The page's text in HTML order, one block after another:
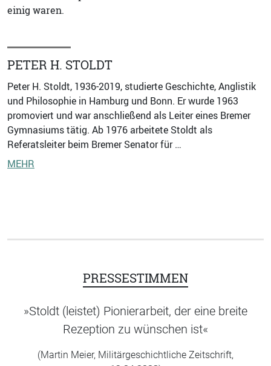
einig waren.
PETER H. STOLDT
Peter H. Stoldt, 1936-2019, studierte Geschichte, Anglistik
und Philosophie in Hamburg und Bonn. Er wurde 1963
promoviert und war anschließend als Leiter eines Bremer
Gymnasiums tätig. Ab 1976 arbeitete Stoldt als
Referatsleiter beim Bremer Senator für …
MEHR
PRESSESTIMMEN
»Stoldt (leistet) Pionierarbeit, der eine breite
Rezeption zu wünschen ist«
(Martin Meier, Militärgeschichtliche Zeitschrift,